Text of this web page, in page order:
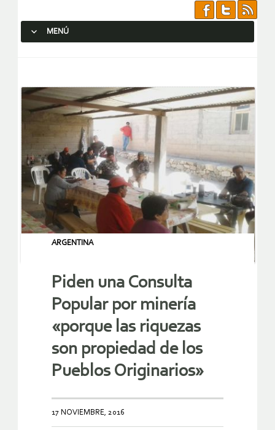
MENÚ
ARGENTINA
Piden una Consulta
Popular por minería
«porque las riquezas
son propiedad de los
Pueblos Originarios»
17 NOVIEMBRE, 2016